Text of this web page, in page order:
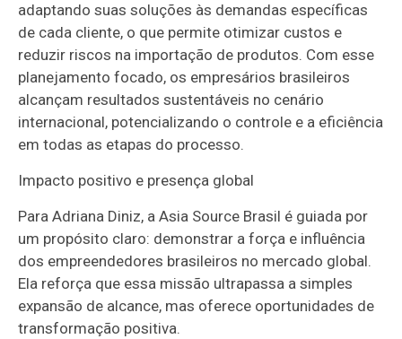
adaptando suas soluções às demandas específicas
de cada cliente, o que permite otimizar custos e
reduzir riscos na importação de produtos. Com esse
planejamento focado, os empresários brasileiros
alcançam resultados sustentáveis no cenário
internacional, potencializando o controle e a eficiência
em todas as etapas do processo.
Impacto positivo e presença global
Para Adriana Diniz, a Asia Source Brasil é guiada por
um propósito claro: demonstrar a força e influência
dos empreendedores brasileiros no mercado global.
Ela reforça que essa missão ultrapassa a simples
expansão de alcance, mas oferece oportunidades de
transformação positiva.